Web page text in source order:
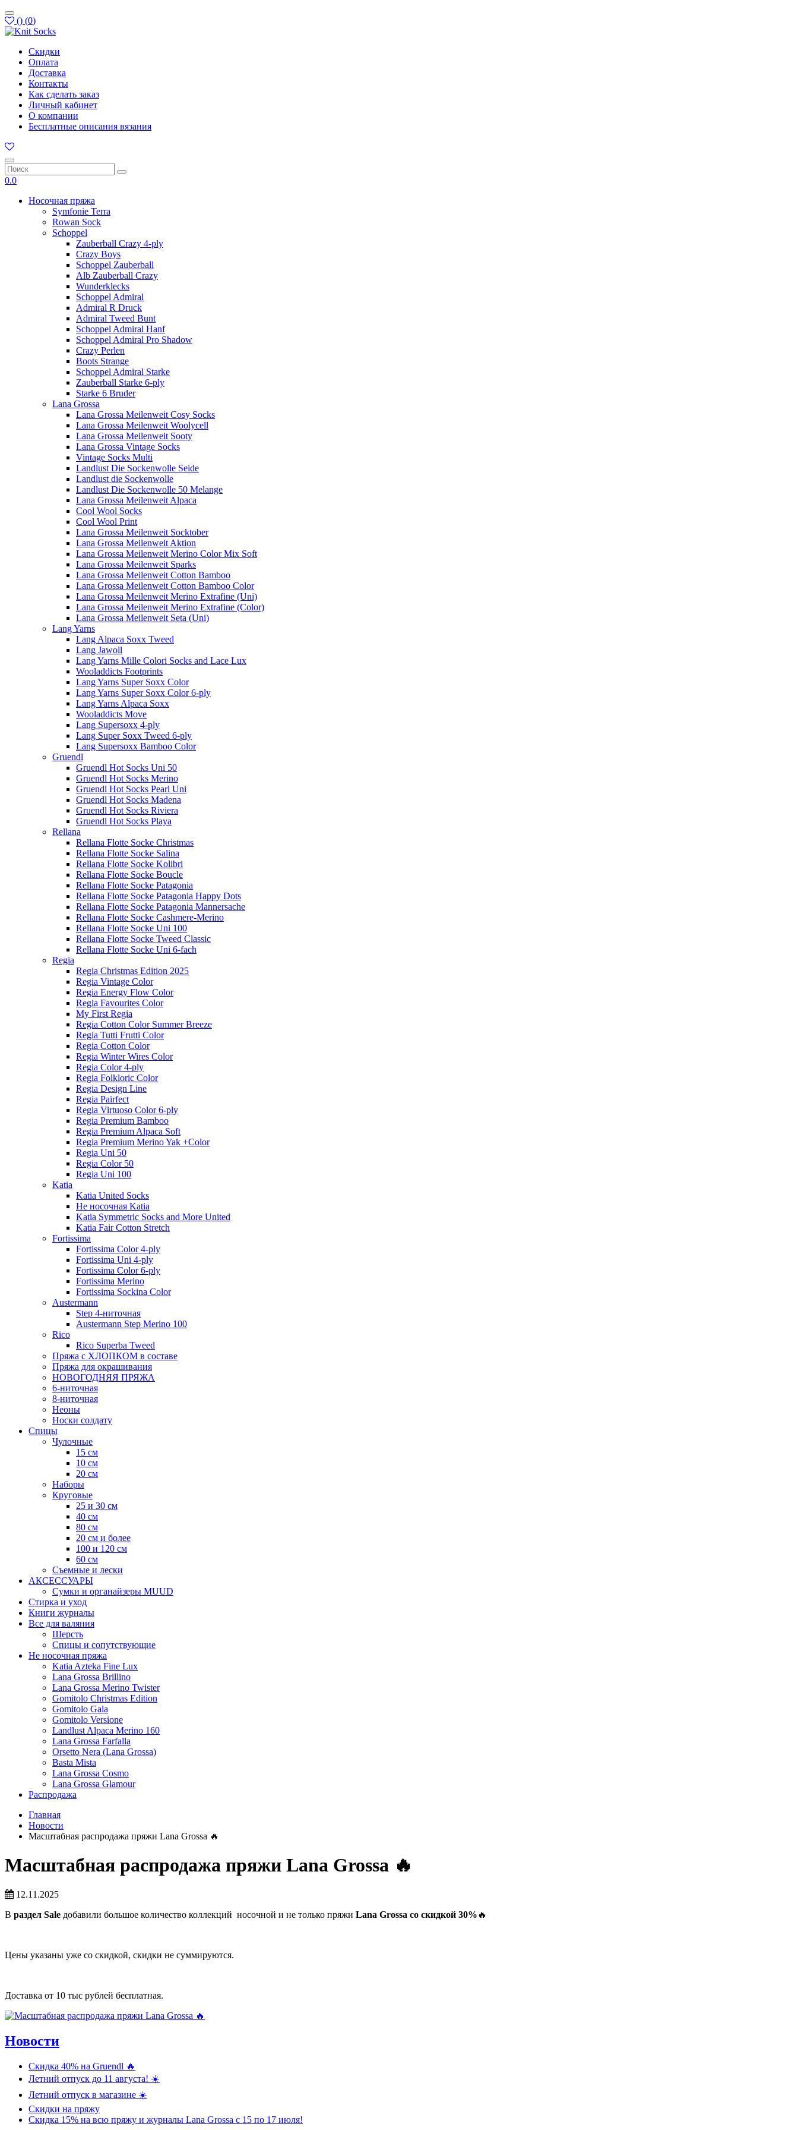
() (0)
Скидки
Оплата
Доставка
Контакты
Как сделать заказ
Личный кабинет
О компании
Бесплатные описания вязания
0.0
Носочная пряжа
Symfonie Terra
Rowan Sock
Schoppel
Zauberball Crazy 4-ply
Crazy Boys
Schoppel Zauberball
Alb Zauberball Crazy
Wunderklecks
Schoppel Admiral
Admiral R Druck
Admiral Tweed Bunt
Schoppel Admiral Hanf
Schoppel Admiral Pro Shadow
Crazy Perlen
Boots Strange
Schoppel Admiral Starke
Zauberball Starke 6-ply
Starke 6 Bruder
Lana Grossa
Lana Grossa Meilenweit Cosy Socks
Lana Grossa Meilenweit Woolycell
Lana Grossa Meilenweit Sooty
Lana Grossa Vintage Socks
Vintage Socks Multi
Landlust Die Sockenwolle Seide
Landlust die Sockenwolle
Landlust Die Sockenwolle 50 Melange
Lana Grossa Meilenweit Alpaca
Cool Wool Socks
Cool Wool Print
Lana Grossa Meilenweit Socktober
Lana Grossa Meilenweit Aktion
Lana Grossa Meilenweit Merino Color Mix Soft
Lana Grossa Meilenweit Sparks
Lana Grossa Meilenweit Cotton Bamboo
Lana Grossa Meilenweit Cotton Bamboo Color
Lana Grossa Meilenweit Merino Extrafine (Uni)
Lana Grossa Meilenweit Merino Extrafine (Color)
Lana Grossa Meilenweit Seta (Uni)
Lang Yarns
Lang Alpaca Soxx Tweed
Lang Jawoll
Lang Yarns Mille Colori Socks and Lace Lux
Wooladdicts Footprints
Lang Yarns Super Soxx Color
Lang Yarns Super Soxx Color 6-ply
Lang Yarns Alpaca Soxx
Wooladdicts Move
Lang Supersoxx 4-ply
Lang Super Soxx Tweed 6-ply
Lang Supersoxx Bamboo Color
Gruendl
Gruendl Hot Socks Uni 50
Gruendl Hot Socks Merino
Gruendl Hot Socks Pearl Uni
Gruendl Hot Socks Madena
Gruendl Hot Socks Riviera
Gruendl Hot Socks Playa
Rellana
Rellana Flotte Socke Christmas
Rellana Flotte Socke Salina
Rellana Flotte Socke Kolibri
Rellana Flotte Socke Boucle
Rellana Flotte Socke Patagonia
Rellana Flotte Socke Patagonia Happy Dots
Rellana Flotte Socke Patagonia Mannersache
Rellana Flotte Socke Cashmere-Merino
Rellana Flotte Socke Uni 100
Rellana Flotte Socke Tweed Classic
Rellana Flotte Socke Uni 6-fach
Regia
Regia Christmas Edition 2025
Regia Vintage Color
Regia Energy Flow Color
Regia Favourites Color
My First Regia
Regia Cotton Color Summer Breeze
Regia Tutti Frutti Color
Regia Cotton Color
Regia Winter Wires Color
Regia Color 4-ply
Regia Folkloric Color
Regia Design Line
Regia Pairfect
Regia Virtuoso Color 6-ply
Regia Premium Bamboo
Regia Premium Alpaca Soft
Regia Premium Merino Yak +Color
Regia Uni 50
Regia Color 50
Regia Uni 100
Katia
Katia United Socks
Не носочная Katia
Katia Symmetric Socks and More United
Katia Fair Cotton Stretch
Fortissima
Fortissima Color 4-ply
Fortissima Uni 4-ply
Fortissima Color 6-ply
Fortissima Merino
Fortissima Sockina Color
Austermann
Step 4-ниточная
Austermann Step Merino 100
Rico
Rico Superba Tweed
Пряжа с ХЛОПКОМ в составе
Пряжа для окрашивания
НОВОГОДНЯЯ ПРЯЖА
6-ниточная
8-ниточная
Неоны
Носки солдату
Спицы
Чулочные
15 см
10 см
20 см
Наборы
Круговые
25 и 30 см
40 см
80 см
20 см и более
100 и 120 см
60 см
Съемные и лески
АКСЕССУАРЫ
Сумки и органайзеры MUUD
Стирка и уход
Книги журналы
Все для валяния
Шерсть
Спицы и сопутствующие
Не носочная пряжа
Katia Azteka Fine Lux
Lana Grossa Brillino
Lana Grossa Merino Twister
Gomitolo Christmas Edition
Gomitolo Gala
Gomitolo Versione
Landlust Alpaca Merino 160
Lana Grossa Farfalla
Orsetto Nera (Lana Grossa)
Basta Mista
Lana Grossa Cosmo
Lana Grossa Glamour
Распродажа
Главная
Новости
Масштабная распродажа пряжи Lana Grossa 🔥
Масштабная распродажа пряжи Lana Grossa 🔥
12.11.2025
В раздел Sale добавили большое количество коллекций носочной и не только пряжи Lana Grossa со скидкой 30% 🔥
Цены указаны уже со скидкой, скидки не суммируются.
Доставка от 10 тыс рублей бесплатная.
Новости
Скидка 40% на Gruendl 🔥
Летний отпуск до 11 августа! ☀️
Летний отпуск в магазине ☀️
Скидки на пряжу
Скидка 15% на всю пряжу и журналы Lana Grossa c 15 по 17 июля!